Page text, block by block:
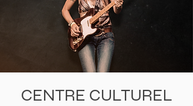
CENTRE CULTUREL